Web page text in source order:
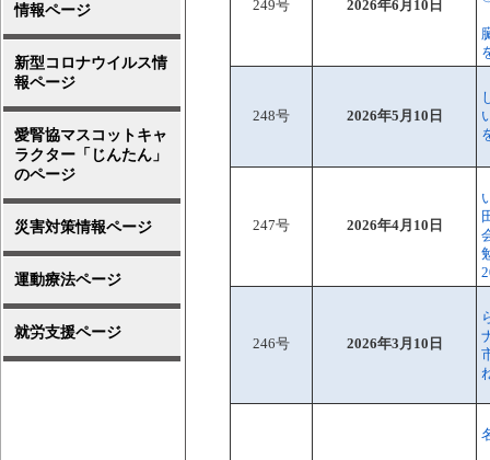
情報ページ
新型コロナウイルス情
報ページ
愛腎協マスコットキャ
ラクター「じんたん」
のページ
災害対策情報ページ
運動療法ページ
就労支援ページ
249号 2026年6月10日
248号 2026年5月10日
247号 2026年4月10日
246号 2026年3月10日